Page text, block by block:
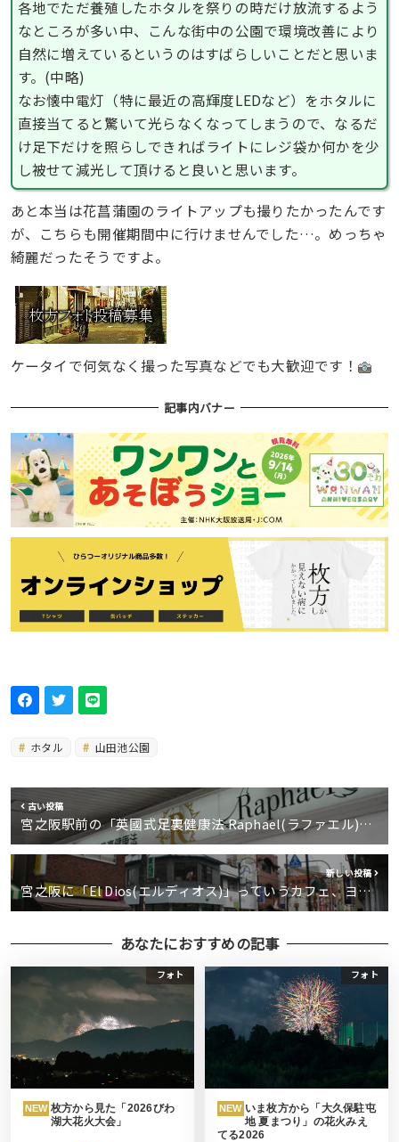
各地でただ養殖したホタルを祭りの時だけ放流するよう
なところが多い中、こんな街中の公園で環境改善により
自然に増えているというのはすばらしいことだと思いま
す。(中略)
なお懐中電灯（特に最近の高輝度LEDなど）をホタルに
直接当てると驚いて光らなくなってしまうので、なるだ
け足下だけを照らしできればライトにレジ袋か何かを少
し被せて減光して頂けると良いと思います。
あと本当は花菖蒲園のライトアップも撮りたかったんです
が、こちらも開催期間中に行けませんでした…。めっちゃ
綺麗だったそうですよ。
ケータイで何気なく撮った写真などでも大歓迎です！
記事内バナー
ホタル 山田池公園
古い投稿
宮之阪駅前の「英國式足裏健康法 Raphael(ラファエル)…
新しい投稿
宮之阪に「El Dios(エルディオス)」っていうカフェ、ヨ…
あなたにおすすめの記事
フォト
NEW 枚方から見た「2026びわ
湖大花火大会」
フォト
NEW いま枚方から「大久保駐屯
地 夏まつり」の花火みえ
てる2026